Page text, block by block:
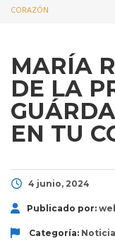
CORAZÓN
MARÍA
DE LA
EN TU
4 junio, 2024
Publicado por:
Categoría: